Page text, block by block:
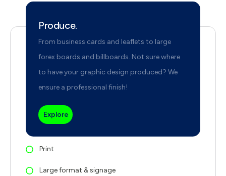
Produce.
From business cards and leaflets to large
forex boards and billboards. Not sure where
to have your graphic design produced? We
ensure a professional finish!
Explore
Print
Large format & signage